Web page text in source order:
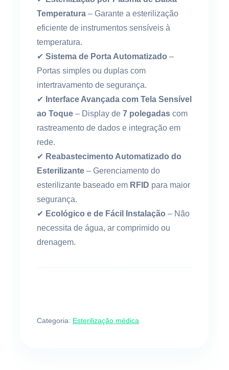
Temperatura – Garante a esterilização
eficiente de instrumentos sensíveis à
temperatura.
✔ Sistema de Porta Automatizado –
Portas simples ou duplas com
intertravamento de segurança.
✔ Interface Avançada com Tela Sensível
ao Toque – Display de 7 polegadas com
rastreamento de dados e integração em
rede.
✔ Reabastecimento Automatizado do
Esterilizante – Gerenciamento do
esterilizante baseado em RFID para maior
segurança.
✔ Ecológico e de Fácil Instalação – Não
necessita de água, ar comprimido ou
drenagem.
Categoria: Esterilização médica